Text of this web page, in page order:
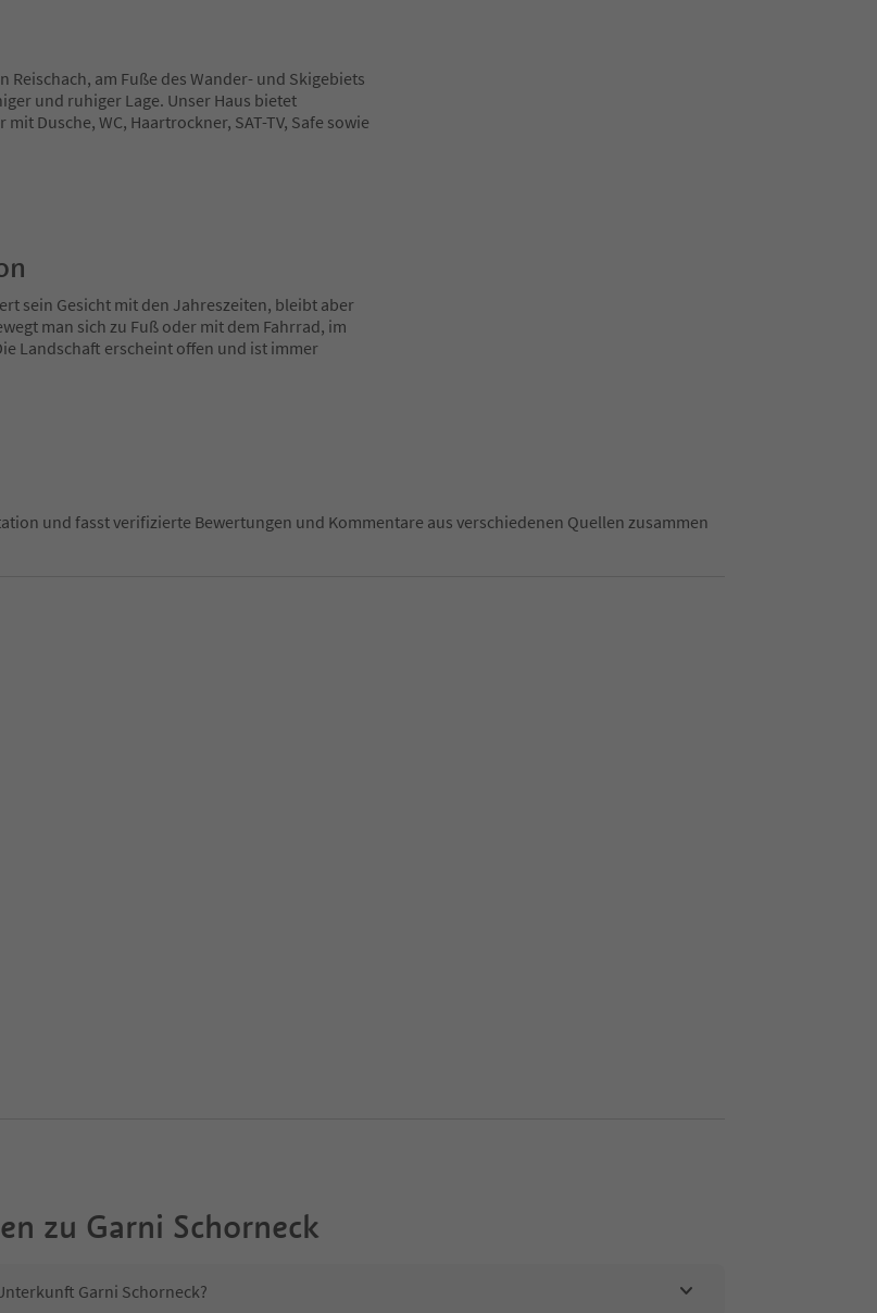
am Fuße des Wander- und Skigebiets
und ruhiger Lage. Unser Haus bietet
Dusche, WC, Haartrockner, SAT-TV, Safe sowie
sein Gesicht mit den Jahreszeiten, bleibt aber
man sich zu Fuß oder mit dem Fahrrad, im
Landschaft erscheint offen und ist immer
und fasst verifizierte Bewertungen und Kommentare aus verschiedenen Quellen zusammen
zu Garni Schorneck
Garni Schorneck?